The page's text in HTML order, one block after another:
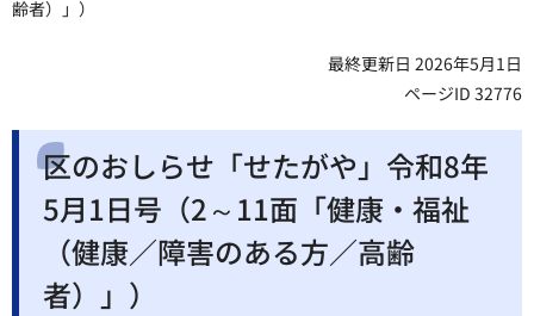
齢者）」）
最終更新日 2026年5月1日
ページID 32776
区のおしらせ「せたがや」令和8年
5月1日号（2～11面「健康・福祉
（健康／障害のある方／高齢
者）」）